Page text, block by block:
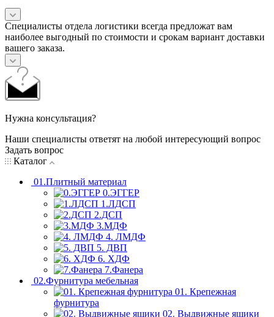
Специалисты отдела логистики всегда предложат вам
наиболее выгодный по стоимости и срокам вариант доставки
вашего заказа.
Нужна консультация?
Наши специалисты ответят на любой интересующий вопрос
Задать вопрос
Каталог
01.Плитный материал
0.ЭГГЕР
1.ЛДСП
2.ДСП
3.МДФ
4. ЛМДФ
5. ДВП
6. ХДФ
7.Фанера
02.Фурнитура мебельная
01. Крепежная
фурнитура
02. Выдвижные ящики